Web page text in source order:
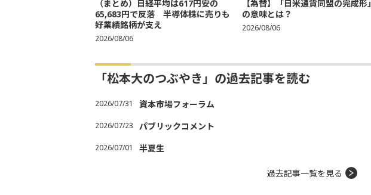
（まとめ）日経平均は617円安の
65,683円で反落 半導体株に売りも
好業績銘柄が支え
2026/08/06
【為替】「日米通貨同盟の完成形」
の意味とは？
2026/08/06
「松本大のつぶやき」の過去記事を読む
2026/07/31 資本市場フォーラム
2026/07/23 パブリックコメント
2026/07/01 半夏生
過去記事一覧を見る